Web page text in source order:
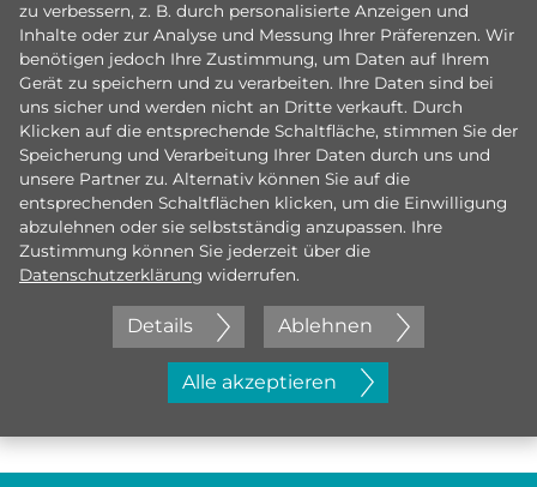
Jetzt initiativ bewerben
zu verbessern, z. B. durch personalisierte Anzeigen und
Inhalte oder zur Analyse und Messung Ihrer Präferenzen. Wir
benötigen jedoch Ihre Zustimmung, um Daten auf Ihrem
Gerät zu speichern und zu verarbeiten. Ihre Daten sind bei
uns sicher und werden nicht an Dritte verkauft. Durch
Klicken auf die entsprechende Schaltfläche, stimmen Sie der
Speicherung und Verarbeitung Ihrer Daten durch uns und
unsere Partner zu. Alternativ können Sie auf die
entsprechenden Schaltflächen klicken, um die Einwilligung
abzulehnen oder sie selbstständig anzupassen. Ihre
Zustimmung können Sie jederzeit über die
Datenschutzerklärung widerrufen.
Details Ablehnen
Alle akzeptieren